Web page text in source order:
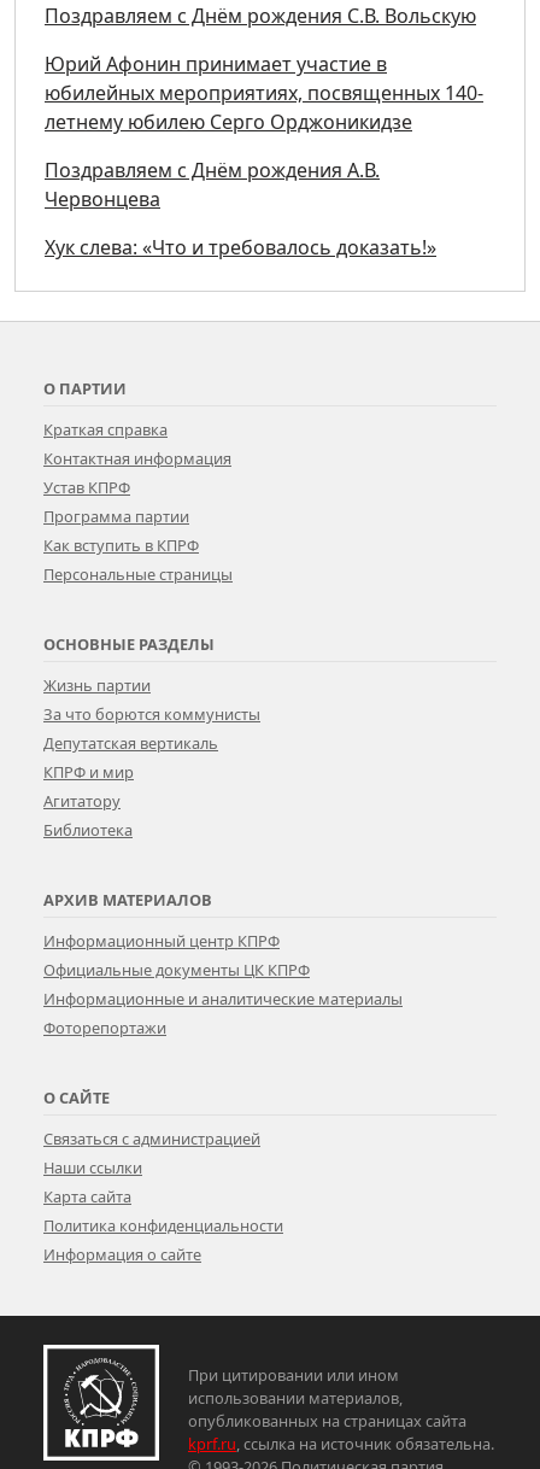
Поздравляем с Днём рождения С.В. Вольскую
Юрий Афонин принимает участие в
юбилейных мероприятиях, посвященных 140-
летнему юбилею Серго Орджоникидзе
Поздравляем с Днём рождения А.В.
Червонцева
Хук слева: «Что и требовалось доказать!»
О ПАРТИИ
Краткая справка
Контактная информация
Устав КПРФ
Программа партии
Как вступить в КПРФ
Персональные страницы
ОСНОВНЫЕ РАЗДЕЛЫ
Жизнь партии
За что борются коммунисты
Депутатская вертикаль
КПРФ и мир
Агитатору
Библиотека
АРХИВ МАТЕРИАЛОВ
Информационный центр КПРФ
Официальные документы ЦК КПРФ
Информационные и аналитические материалы
Фоторепортажи
О САЙТЕ
Связаться с администрацией
Наши ссылки
Карта сайта
Политика конфиденциальности
Информация о сайте
При цитировании или ином
использовании материалов,
опубликованных на страницах сайта
kprf.ru , ссылка на источник обязательна.